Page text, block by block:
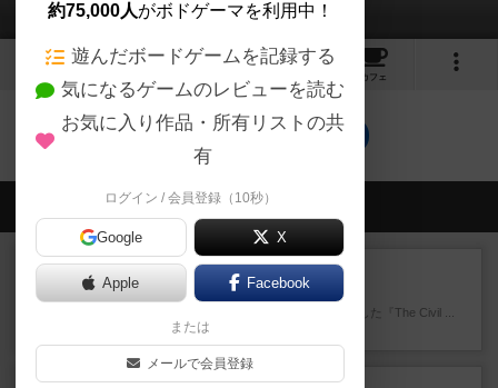
2
カフェ
ヒロイックサガのトップに戻る
会員の新しい投稿
レビュー
南北戦争
1983年にVictory Gamesが出版した『The Civil ...
約1時間前
約75,000人がボドゲーマを利用中！
遊んだボードゲームを記録する
気になるゲームのレビューを読む
お気に入り作品・所有リストの共
有
ログイン / 会員登録（10秒）
Google X
Apple Facebook
または
メールで会員登録